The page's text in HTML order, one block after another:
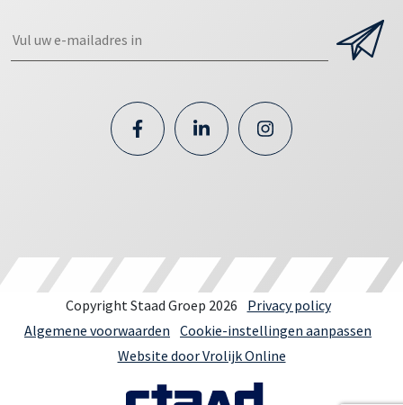
Copyright Staad Groep 2026
Privacy policy
Algemene voorwaarden Cookie-instellingen aanpassen
Website door Vrolijk Online